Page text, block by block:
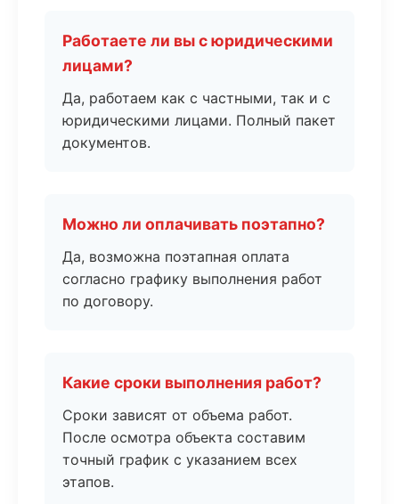
Работаете ли вы с юридическими
лицами?
Да, работаем как с частными, так и с
юридическими лицами. Полный пакет
документов.
Можно ли оплачивать поэтапно?
Да, возможна поэтапная оплата
согласно графику выполнения работ
по договору.
Какие сроки выполнения работ?
Сроки зависят от объема работ.
После осмотра объекта составим
точный график с указанием всех
этапов.